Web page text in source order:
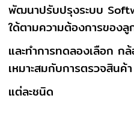
พัฒนาปรับปรุงระบบ
ใด้ตามความต้องการของลู
และทำการทดลองเลือก ก
เหมาะสมกับการตรวจสินค้า
แต่ละชนิด